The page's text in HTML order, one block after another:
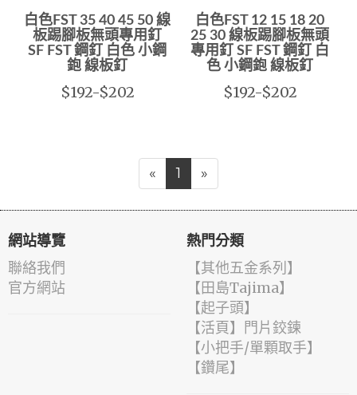
白色FST 35 40 45 50 線
板踢腳板無頭專用釘
SF FST 鋼釘 白色 小鋼
鉋 線板釘
$192-$202
白色FST 12 15 18 20
25 30 線板踢腳板無頭
專用釘 SF FST 鋼釘 白
色 小鋼鉋 線板釘
$192-$202
« 1 »
網站導覽
聯絡我們
官方網站
熱門分類
【其他五金系列】
【田島Tajima】
【起子頭】
【活頁】門片鉸鍊
【小把手/單顆取手】
【鑽尾】